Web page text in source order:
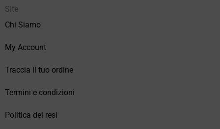
Site
Chi Siamo
My Account
Traccia il tuo ordine
Termini e condizioni
Politica dei resi